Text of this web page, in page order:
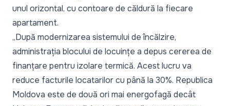
unul orizontal, cu contoare de căldură la fiecare
apartament.
„După modernizarea sistemului de încălzire,
administrația blocului de locuințe a depus cererea de
finanțare pentru izolare termică. Acest lucru va
reduce facturile locatarilor cu până la 30%. Republica
Moldova este de două ori mai energofagă decât